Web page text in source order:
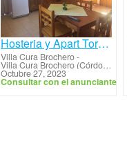
Hosteria y Apart Torol Calta
Villa Cura Brochero-
Villa Cura Brochero (Córdoba)
Octubre 27, 2023
Consultar con el anunciante